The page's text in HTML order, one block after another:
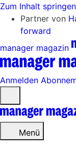
Zum Inhalt springen
Partner von
forward
manager magazin
Anmelden
öffnen
Menü